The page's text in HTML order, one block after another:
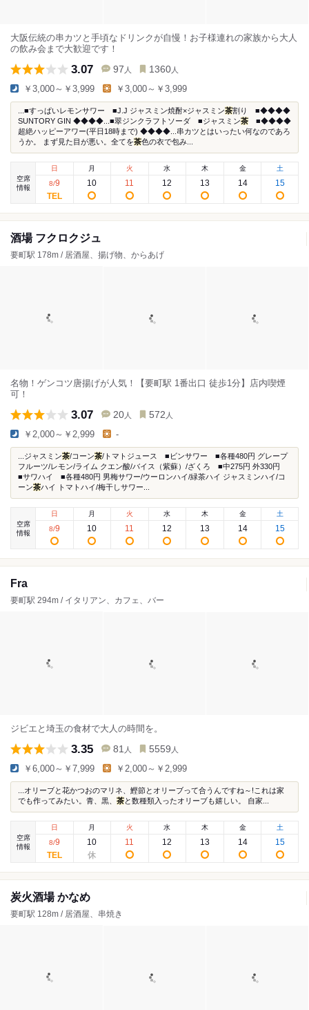
大阪伝統の串カツと手頃なドリンクが自慢！お子様連れの家族から大人
の飲み会まで大歓迎です！
3.07 97 人 1360 人
￥3,000～￥3,999 ￥3,000～￥3,999
...■すっぱいレモンサワー ■J.J ジャスミン焼酎×ジャスミン茶割り ■◆◆◆◆
SUNTORY GIN ◆◆◆◆...■翠ジンクラフトソーダ ■ジャスミン茶 ■◆◆◆◆
超絶ハッピーアワー(平日18時まで) ◆◆◆◆...串カツとはいったい何なのであろ
うか。 まず見た目が悪い。全てを茶色の衣で包み...
空席
情報
日
8/9
月
10
火
11
水
12
木
13
金
14
土
15
酒場 フクロクジュ
要町駅 178m / 居酒屋、揚げ物、からあげ
名物！ゲンコツ唐揚げが人気！【要町駅 1番出口 徒歩1分】店内喫煙
可！
3.07 20 人 572 人
￥2,000～￥2,999 -
...ジャスミン茶/コーン茶/トマトジュース ■ビンサワー ■各種480円 グレープ
フルーツ/レモン/ライム クエン酸/バイス（紫蘇）/ざくろ ■中275円 外330円
■サワハイ ■各種480円 男梅サワー/ウーロンハイ/緑茶ハイ ジャスミンハイ/コ
ーン茶ハイ トマトハイ/梅干しサワー...
空席
情報
日
8/9
月
10
火
11
水
12
木
13
金
14
土
15
Fra
要町駅 294m / イタリアン、カフェ、バー
ジビエと埼玉の食材で大人の時間を。
3.35 81 人 5559 人
￥6,000～￥7,999 ￥2,000～￥2,999
...オリーブと花かつおのマリネ、鰹節とオリーブって合うんですね～!これは家
でも作ってみたい。青、黒、 茶と数種類入ったオリーブも嬉しい。 自家...
空席
情報
日
8/9
月
10
火
11
水
12
木
13
金
14
土
15
炭火酒場 かなめ
要町駅 128m / 居酒屋、串焼き